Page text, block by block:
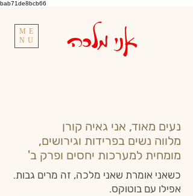
bab71de8bcb66
אני מלכה
ME
NU
נעים מאוד, אני גאיה קורן
מלווה נשים בפרידות וגירושים,
מומחית למערכות יחסים ופרק ב'
כשאני אומרת שאני מלכה, זה מרים גבות.
אפילו עם בוטוקס.